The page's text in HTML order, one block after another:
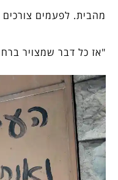
מהבית. לפעמים
"אז כל דבר שמצויר